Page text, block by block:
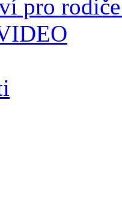
pro